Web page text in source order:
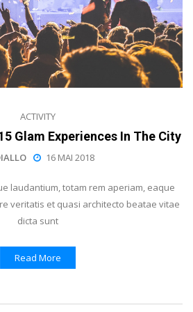
ACTIVITY
Glam Experiences In The City
16 MAI 2018
laudantium, totam rem aperiam, eaque
veritatis et quasi architecto beatae vitae
dicta sunt
Read More